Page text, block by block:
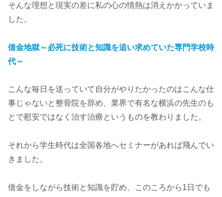
そんな理想と現実の差に私の心の情熱は消えかかっていま
した。
借金地獄～必死に技術と知識を追い求めていた専門学校時
代～
こんな毎日を送っていて自分がやりたかったのはこんな仕
事じゃないと整骨院を辞め、業界で有名な横浜の先生のも
とで慰安ではなく治す治療というものを教わりました。
それから学生時代は全国各地へセミナーがあれば飛んでい
きました。
借金をしながら技術と知識を貯め、このころから1日でも